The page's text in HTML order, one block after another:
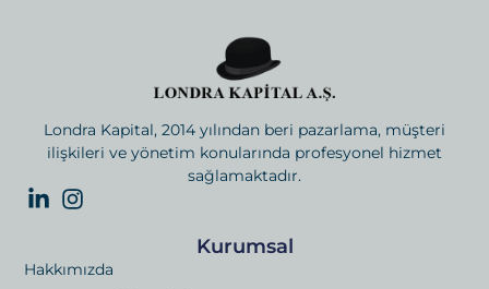
Londra Kapital, 2014 yılından beri pazarlama, müşteri
ilişkileri ve yönetim konularında profesyonel hizmet
sağlamaktadır.
Kurumsal
Hakkımızda